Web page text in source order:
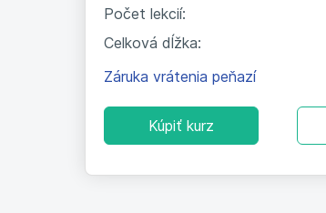
Počet lekcií:
Celková dĺžka:
Záruka vrátenia peňazí
Kúpiť kurz